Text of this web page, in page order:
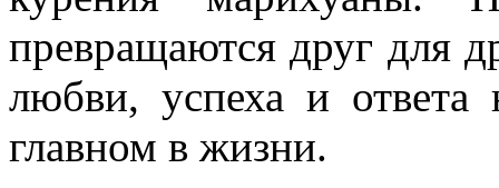
превращаются друг для
любви, успеха и
главном в жизни.